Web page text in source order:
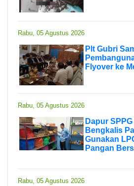
Rabu, 05 Agustus 2026
Plt Gubri
Flyover ke
Rabu, 05 Agustus 2026
Dapur
Bengkalis
Gunakan
Pangan
Rabu, 05 Agustus 2026